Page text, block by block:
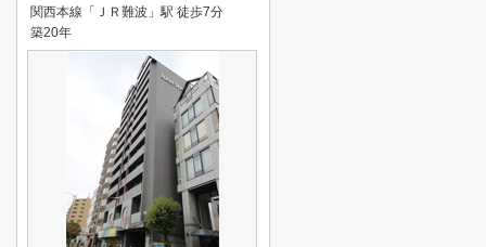
関西本線「ＪＲ難波」駅 徒歩7分
築20年